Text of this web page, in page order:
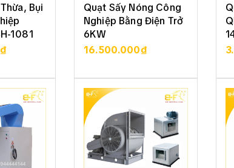
Bụi
1081
Quạt Sấy Nóng Công
Nghiệp Bằng Điện Trở
6KW
16.500.000₫
XEM CHI TIẾT